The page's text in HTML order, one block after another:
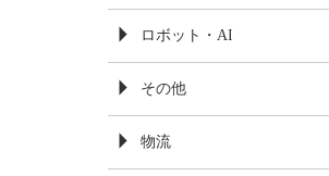
ロボット・AI
その他
物流